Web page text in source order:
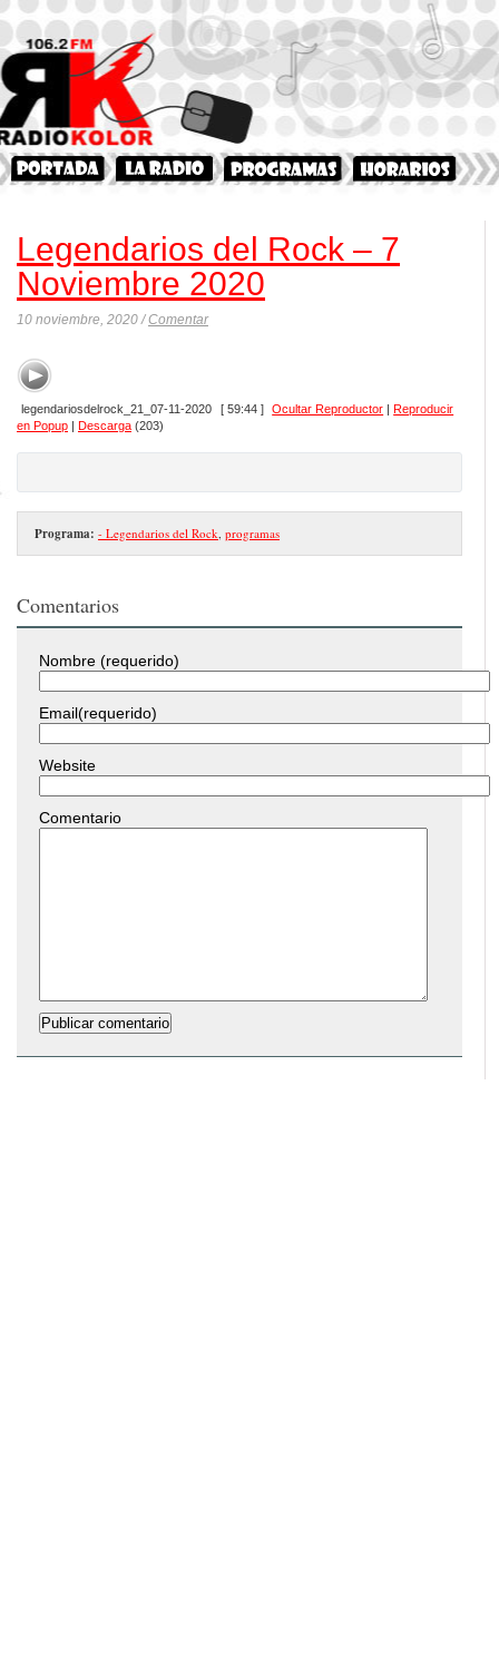
Legendarios del Rock – 7
Noviembre 2020
10 noviembre, 2020 /Comentar
legendariosdelrock_21_07-11-2020 [ 59:44 ] Ocultar Reproductor |Reproducir
en Popup | Descarga (203)
Programa: - Legendarios del Rock programas
Comentarios
Nombre (requerido)
Email(requerido)
Website
Comentario